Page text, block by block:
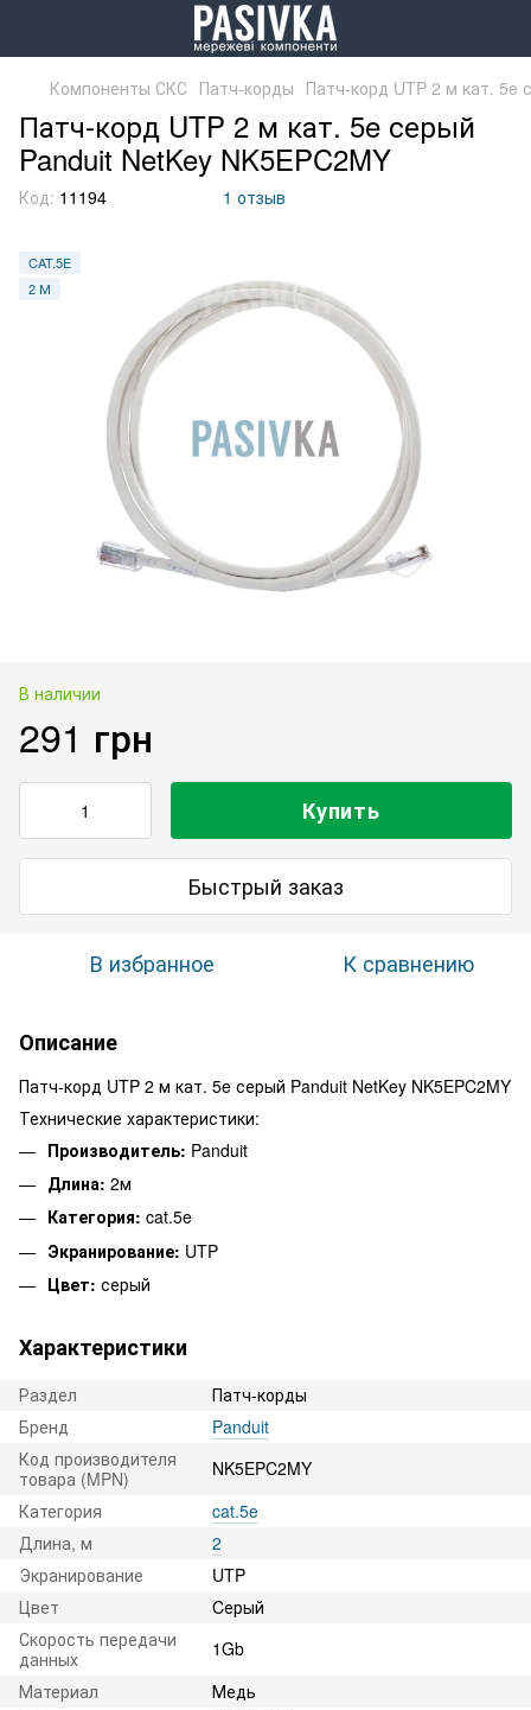
Компоненты СКС Патч-корды Патч-корд UTP 2 м кат. 5e
Патч-корд UTP 2 м кат. 5e серый
Panduit NetKey NK5EPC2MY
Код: 11194 1 отзыв
CAT.5E
2 М
В наличии
291 грн
Купить
Быстрый заказ
В избранное К сравнению
Описание
Патч-корд UTP 2 м кат. 5e серый Panduit NetKey NK5EPC2MY
Технические характеристики:
Производитель: Panduit
Длина: 2м
Категория: cat.5e
Экранирование: UTP
Цвет: серый
Характеристики
Раздел
Патч-корды
Бренд
Panduit
Код производителя
товара (MPN)
NK5EPC2MY
Категория
cat.5e
Длина, м
2
Экранирование
UTP
Цвет
Cерый
Скорость передачи
данных
1Gb
Материал
Медь